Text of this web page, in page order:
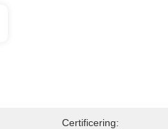
Certificering: